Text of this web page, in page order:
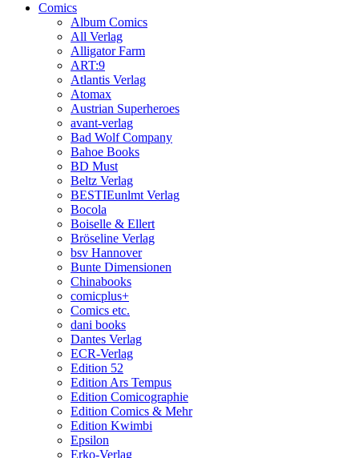
Comics
Album Comics
All Verlag
Alligator Farm
ART:9
Atlantis Verlag
Atomax
Austrian Superheroes
avant-verlag
Bad Wolf Company
Bahoe Books
BD Must
Beltz Verlag
BESTIEunlmt Verlag
Bocola
Boiselle & Ellert
Bröseline Verlag
bsv Hannover
Bunte Dimensionen
Chinabooks
comicplus+
Comics etc.
dani books
Dantes Verlag
ECR-Verlag
Edition 52
Edition Ars Tempus
Edition Comicographie
Edition Comics & Mehr
Edition Kwimbi
Epsilon
Erko-Verlag